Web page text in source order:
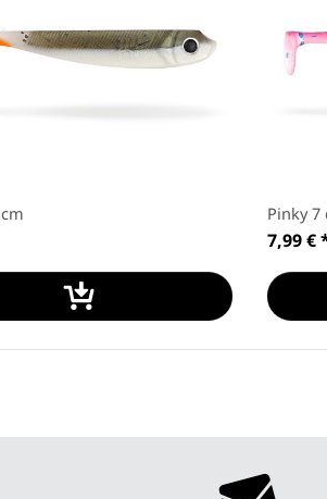
Pinky 7
7,99 €